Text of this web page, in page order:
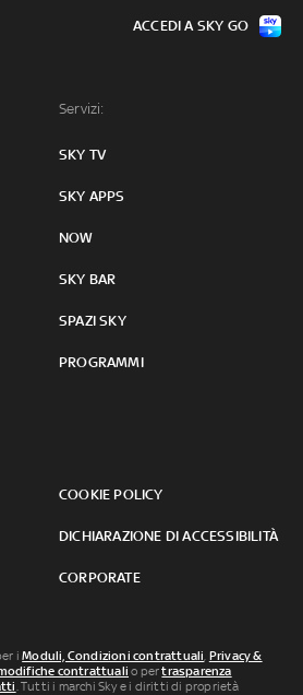
Servizi:
SKY TV
SKY APPS
NOW
SKY BAR
SPAZI SKY
PROGRAMMI
COOKIE POLICY
DICHIARAZIONE DI ACCESSIBILITÀ
CORPORATE
ACCEDI A SKY GO
iModuli, Condizioni contrattuali, Privacy &
contrattuali o pertrasparenza
. Tutti i marchi Sky e i diritti di proprietà